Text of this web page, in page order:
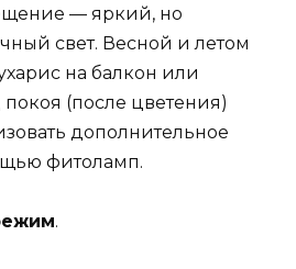
— яркий, но
свет. Весной и летом
на балкон или
(после цветения)
дополнительное
фитоламп.
.